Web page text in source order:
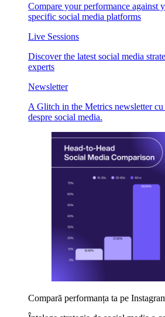
Compare your performance against
specific social media platforms
Live Sessions
Discover the latest social media
experts
Newsletter
A Glitch in the Metrics newsletter
despre social media.
Compară performanța ta pe